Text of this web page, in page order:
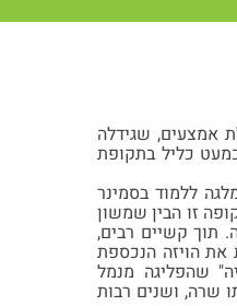
ודלת אמצעים, שגידלה
כליל בתקופת
ללמוד בסמינר
זו הבין שמשון
הוא הגיע בשנת 1932 להכשרת קלוסובה. תוך קשיים רבים,
את הויזה הנכספת
עלה ארצה באניה "אפולוניה" שהפליגה מנמל
שרה, ושנים רבות